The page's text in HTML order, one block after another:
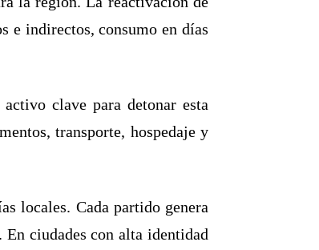
e indirectos, consumo en días
clave para detonar esta
transporte, hospedaje y
locales. Cada partido genera
ciudades con alta identidad